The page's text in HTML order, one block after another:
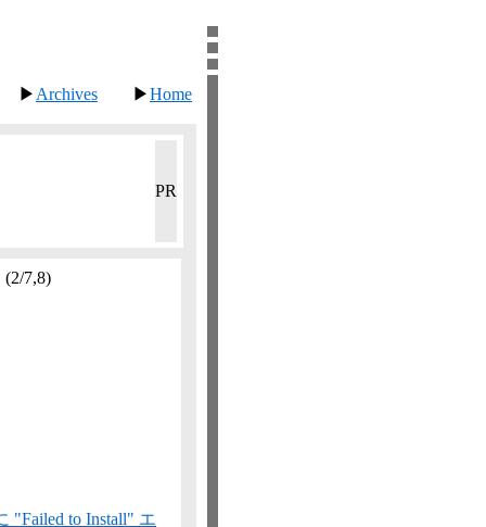
▶ Archives ▶Home
PR
(2/7,​8)
"Failed to Install" エ